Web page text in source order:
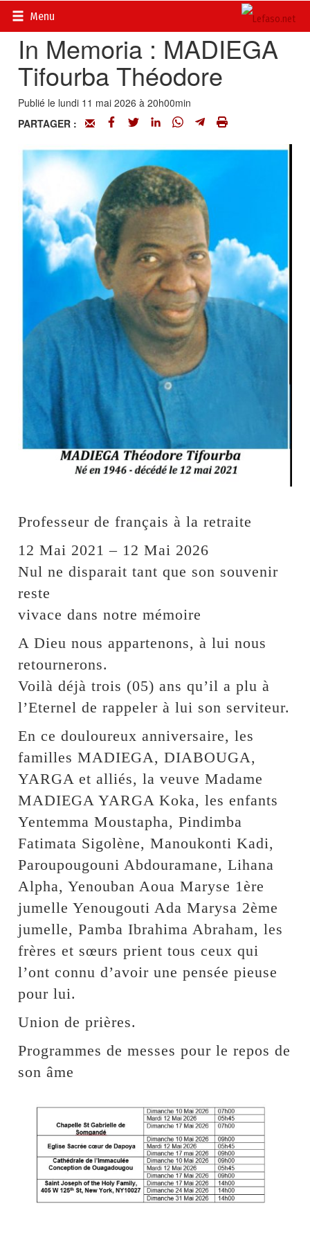
Menu
Accueil>
In Memoria : MADIEGA
Tifourba Théodore
Publié le lundi 11 mai 2026 à 20h00min
PARTAGER :
Professeur de français à la retraite
12 Mai 2021 – 12 Mai 2026
Nul ne disparait tant que son souvenir
reste
vivace dans notre mémoire
A Dieu nous appartenons, à lui nous
retournerons.
Voilà déjà trois (05) ans qu’il a plu à
l’Eternel de rappeler à lui son serviteur.
En ce douloureux anniversaire, les
familles MADIEGA, DIABOUGA,
YARGA et alliés, la veuve Madame
MADIEGA YARGA Koka, les enfants
Yentemma Moustapha, Pindimba
Fatimata Sigolène, Manoukonti Kadi,
Paroupougouni Abdouramane, Lihana
Alpha, Yenouban Aoua Maryse 1ère
jumelle Yenougouti Ada Marysa 2ème
jumelle, Pamba Ibrahima Abraham, les
frères et sœurs prient tous ceux qui
l’ont connu d’avoir une pensée pieuse
pour lui.
Union de prières.
Programmes de messes pour le repos de
son âme